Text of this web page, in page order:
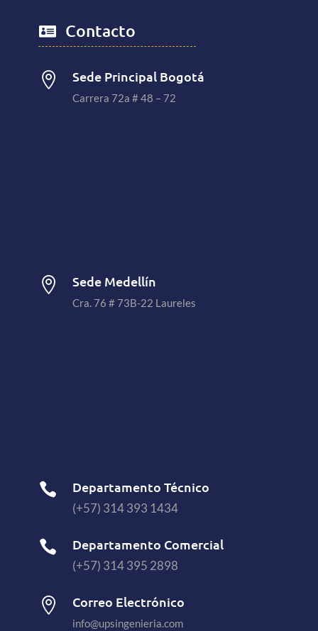
 Contacto
 Sede Principal Bogotá
Carrera 72a # 48 – 72
 Sede Medellín
Cra. 76 # 73B-22 Laureles
 Departamento Técnico
(+57) 314 393 1434
 Departamento Comercial
(+57) 314 395 2898
 Correo Electrónico
info@upsingenieria.com